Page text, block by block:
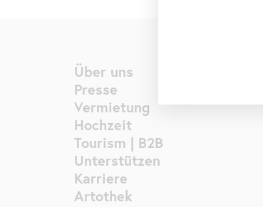
Über uns
Presse
Vermietung
Hochzeit
Tourism | B2B
Unterstützen
Karriere
Artothek